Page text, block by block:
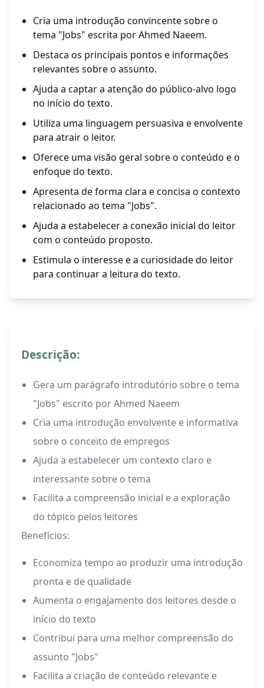
Cria uma introdução convincente sobre o
tema "Jobs" escrita por Ahmed Naeem.
Destaca os principais pontos e informações
relevantes sobre o assunto.
Ajuda a captar a atenção do público-alvo logo
no início do texto.
Utiliza uma linguagem persuasiva e envolvente
para atrair o leitor.
Oferece uma visão geral sobre o conteúdo e o
enfoque do texto.
Apresenta de forma clara e concisa o contexto
relacionado ao tema "Jobs".
Ajuda a estabelecer a conexão inicial do leitor
com o conteúdo proposto.
Estimula o interesse e a curiosidade do leitor
para continuar a leitura do texto.
Descrição:
Gera um parágrafo introdutório sobre o tema
"Jobs" escrito por Ahmed Naeem
Cria uma introdução envolvente e informativa
sobre o conceito de empregos
Ajuda a estabelecer um contexto claro e
interessante sobre o tema
Facilita a compreensão inicial e a exploração
do tópico pelos leitores
Benefícios:
Economiza tempo ao produzir uma introdução
pronta e de qualidade
Aumenta o engajamento dos leitores desde o
início do texto
Contribui para uma melhor compreensão do
assunto "Jobs"
Facilita a criação de conteúdo relevante e